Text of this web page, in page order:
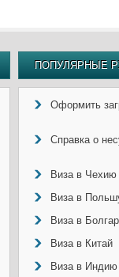
ПОПУЛЯРНЫЕ
Оформить
Справка о
Виза в Чехию
Виза в
Виза в
Виза в Китай
Виза в Индию